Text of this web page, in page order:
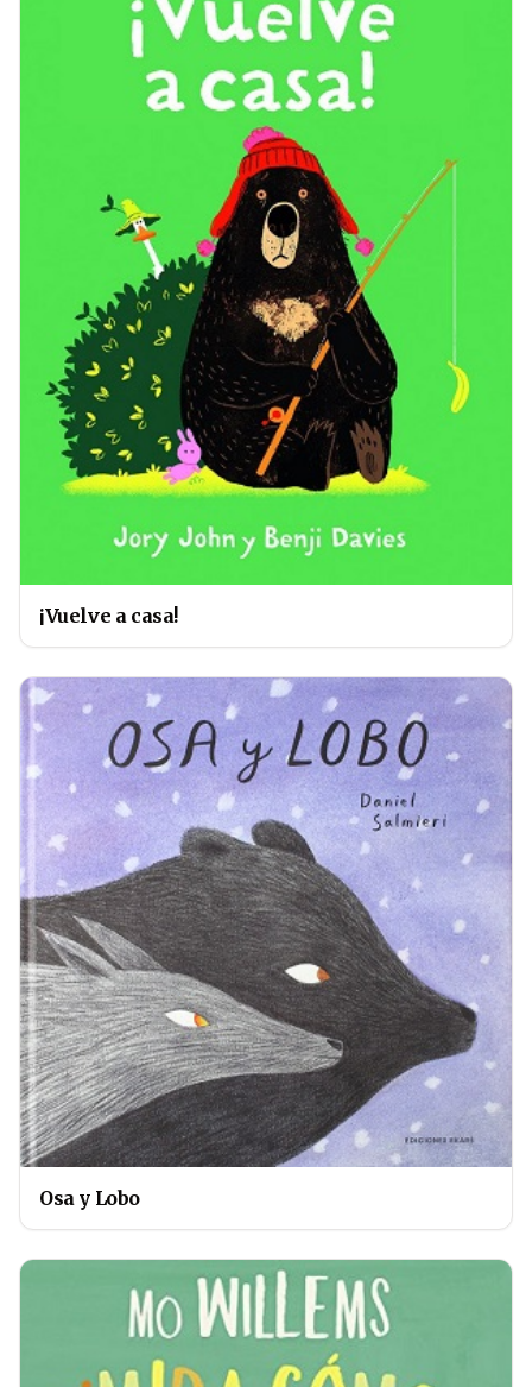
¡Vuelve a casa!
Osa y Lobo